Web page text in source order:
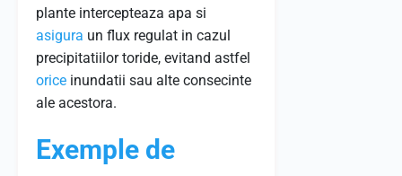
plante intercepteaza apa si
asigura un flux regulat in cazul
precipitatiilor toride, evitand astfel
orice inundatii sau alte consecinte
ale acestora.
Exemple de